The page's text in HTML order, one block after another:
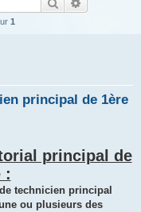
1
principal de 1ère
principal de
:
technicien principal
ou plusieurs des